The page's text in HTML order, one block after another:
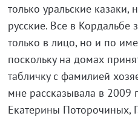
только уральские
русские. Все в Кордальбе
только в лицо, но и по
поскольку на домах
табличку с фамилией
мне рассказывала в 2009
Екатерины Поторочиных,